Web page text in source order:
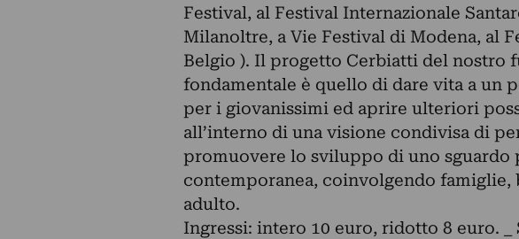
Festival, al Festival Internazionale
Milanoltre, a Vie Festival di Modena, al
Belgio ). Il progetto Cerbiatti del nostro
fondamentale è quello di dare vita a un
per i giovanissimi ed aprire ulteriori
all’interno di una visione condivisa di
promuovere lo sviluppo di uno sguardo
contemporanea, coinvolgendo famiglie,
adulto.
Ingressi: intero 10 euro, ridotto 8 euro.